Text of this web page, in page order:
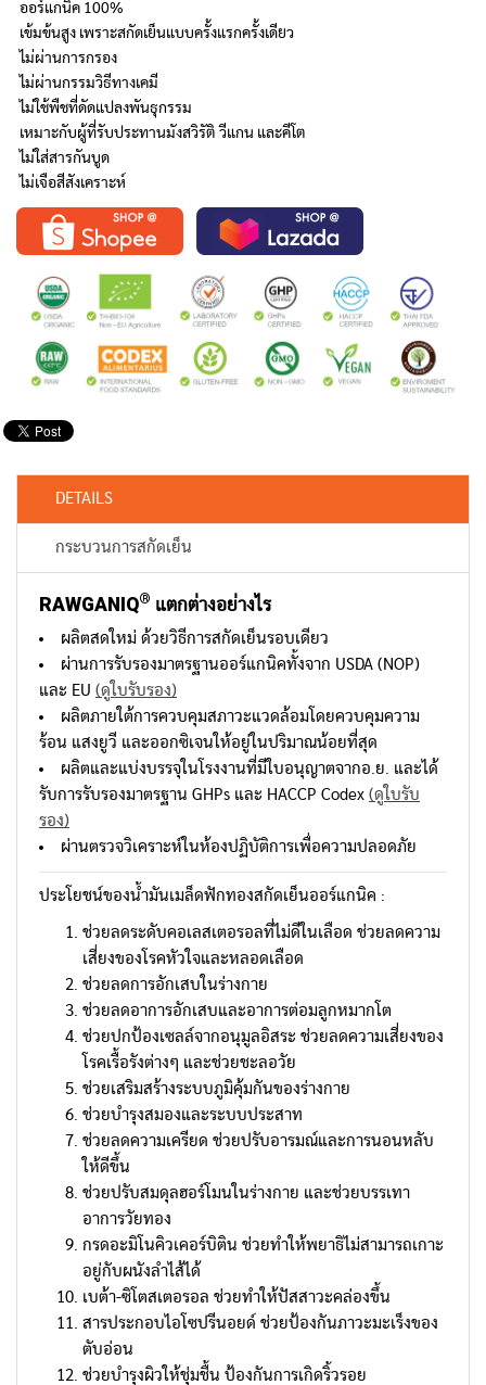
ออร์แกนิค 100%
เข้มข้นสูง เพราะสกัดเย็นแบบครั้งแรกครั้งเดียว
ไม่ผ่านการกรอง
ไม่ผ่านกรรมวิธีทางเคมี
ไม่ใช้พืชที่ดัดแปลงพันธุกรรม
เหมาะกับผู้ที่รับประทานมังสวิรัติ วีแกน และคีโต
ไม่ใส่สารกันบูด
ไม่เจือสีสังเคราะห์
DETAILS
กระบวนการสกัดเย็น
RAWGANIQ® แตกต่างอย่างไร
ผลิตสดใหม่ ด้วยวิธีการสกัดเย็นรอบเดียว
ผ่านการรับรองมาตรฐานออร์แกนิคทั้งจาก USDA (NOP)
และ EU (ดูใบรับรอง)
ผลิตภายใต้การควบคุมสภาวะแวดล้อมโดยควบคุมความ
ร้อน แสงยูวี และออกซิเจนให้อยู่ในปริมาณน้อยที่สุด
ผลิตและแบ่งบรรจุในโรงงานที่มีใบอนุญาตจากอ.ย. และได้
รับการรับรองมาตรฐาน GHPs และ HACCP Codex (ดูใบรับ
รอง)
ผ่านตรวจวิเคราะห์ในห้องปฏิบัติการเพื่อความปลอดภัย
ประโยชน์ของน้ำมันเมล็ดฟักทองสกัดเย็นออร์แกนิค :
ช่วยลดระดับคอเลสเตอรอลที่ไม่ดีในเลือด ช่วยลดความ
เสี่ยงของโรคหัวใจและหลอดเลือด
ช่วยลดการอักเสบในร่างกาย
ช่วยลดอาการอักเสบและอาการต่อมลูกหมากโต
ช่วยปกป้องเซลล์จากอนุมูลอิสระ ช่วยลดความเสี่ยงของ
โรคเรื้อรังต่างๆ และช่วยชะลอวัย
ช่วยเสริมสร้างระบบภูมิคุ้มกันของร่างกาย
ช่วยบำรุงสมองและระบบประสาท
ช่วยลดความเครียด ช่วยปรับอารมณ์และการนอนหลับ
ให้ดีขึ้น
ช่วยปรับสมดุลฮอร์โมนในร่างกาย และช่วยบรรเทา
อาการวัยทอง
กรดอะมิโนคิวเคอร์บิติน ช่วยทำให้พยาธิไม่สามารถเกาะ
อยู่กับผนังลำไส้ได้
เบต้า-ซิโตสเตอรอล ช่วยทำให้ปัสสาวะคล่องขึ้น
สารประกอบไอโซปรีนอยด์ ช่วยป้องกันภาวะมะเร็งของ
ตับอ่อน
ช่วยบำรุงผิวให้ชุ่มชื้น ป้องกันการเกิดริ้วรอย